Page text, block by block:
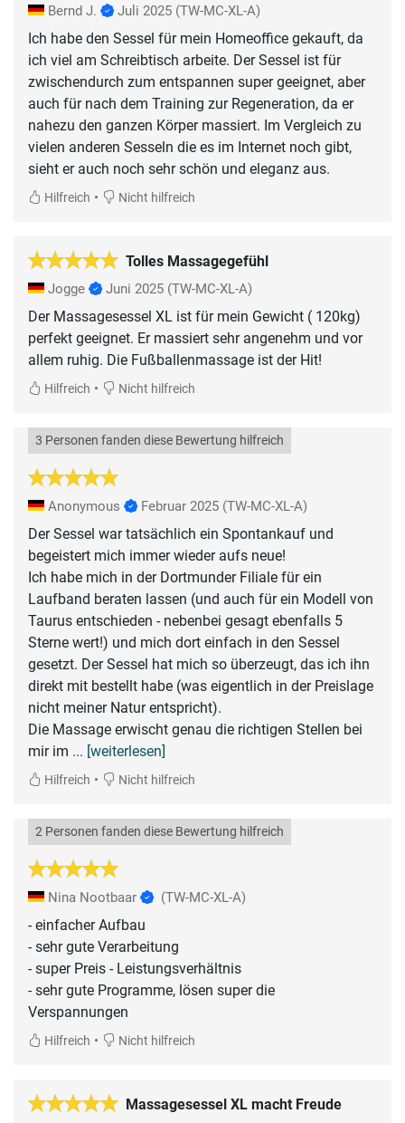
Bernd J. Juli 2025 (TW-MC-XL-A)
Ich habe den Sessel für mein Homeoffice gekauft, da
ich viel am Schreibtisch arbeite. Der Sessel ist für
zwischendurch zum entspannen super geeignet, aber
auch für nach dem Training zur Regeneration, da er
nahezu den ganzen Körper massiert. Im Vergleich zu
vielen anderen Sesseln die es im Internet noch gibt,
sieht er auch noch sehr schön und eleganz aus.
Hilfreich • Nicht hilfreich
Tolles Massagegefühl
Jogge Juni 2025 (TW-MC-XL-A)
Der Massagesessel XL ist für mein Gewicht ( 120kg)
perfekt geeignet. Er massiert sehr angenehm und vor
allem ruhig. Die Fußballenmassage ist der Hit!
Hilfreich • Nicht hilfreich
3 Personen fanden diese Bewertung hilfreich
Anonymous Februar 2025 (TW-MC-XL-A)
Der Sessel war tatsächlich ein Spontankauf und
begeistert mich immer wieder aufs neue!
Ich habe mich in der Dortmunder Filiale für ein
Laufband beraten lassen (und auch für ein Modell von
Taurus entschieden - nebenbei gesagt ebenfalls 5
Sterne wert!) und mich dort einfach in den Sessel
gesetzt. Der Sessel hat mich so überzeugt, das ich ihn
direkt mit bestellt habe (was eigentlich in der Preislage
nicht meiner Natur entspricht).
Die Massage erwischt genau die richtigen Stellen bei
mir im ... [weiterlesen]
Hilfreich • Nicht hilfreich
2 Personen fanden diese Bewertung hilfreich
Nina Nootbaar (TW-MC-XL-A)
- einfacher Aufbau
- sehr gute Verarbeitung
- super Preis - Leistungsverhältnis
- sehr gute Programme, lösen super die
Verspannungen
Hilfreich • Nicht hilfreich
Massagesessel XL macht Freude